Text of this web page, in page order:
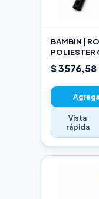
BAMBIN |
POLIESTER
22CM
$ 3576,58
Vista
rápida